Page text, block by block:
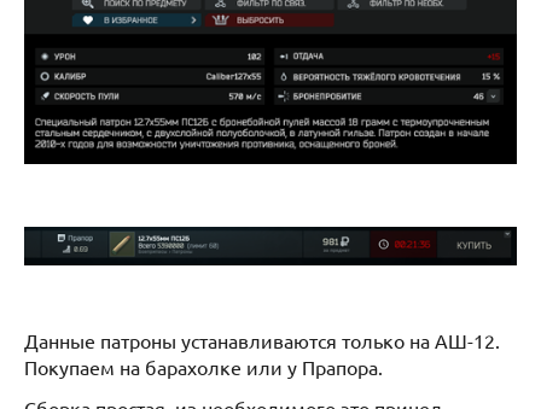
Данные патроны устанавливаются только на АШ-12.
Покупаем на барахолке или у Прапора.